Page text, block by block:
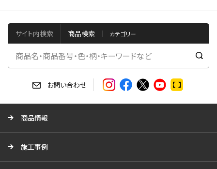
サイト内検索 商品検索
検
お問い合わせ
商品情報
施工事例